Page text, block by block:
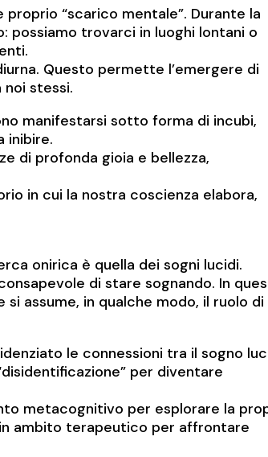
“scarico mentale”. Durante la
possiamo trovarci in luoghi lontani o
Questo permette l’emergere di
stessi.
manifestarsi sotto forma di incubi,
inibire.
di profonda gioia e bellezza,
in cui la nostra coscienza elabora,
onirica è quella dei sogni lucidi.
di stare sognando. In
assume, in qualche modo, il ruolo di
le connessioni tra il sogno
per diventare
metacognitivo per esplorare la
ambito terapeutico per affrontare